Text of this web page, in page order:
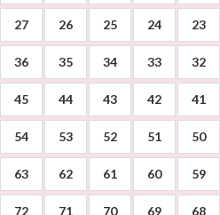
23
24
25
26
27
32
33
34
35
36
41
42
43
44
45
50
51
52
53
54
59
60
61
62
63
68
69
70
71
72